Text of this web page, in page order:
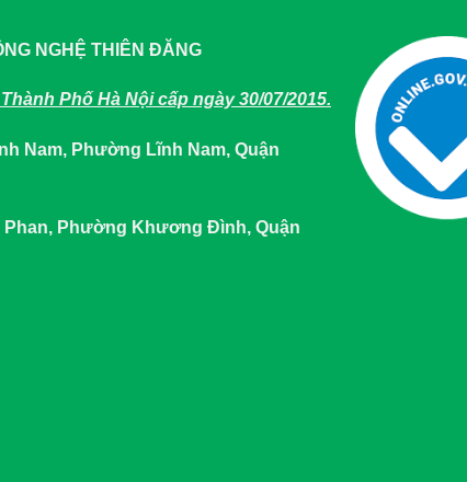
NGHỆ THIÊN ĐĂNG
Phố Hà Nội cấp ngày 30/07/2015.
Nam, Phường Lĩnh Nam, Quận
Phan, Phường Khương Đình, Quận